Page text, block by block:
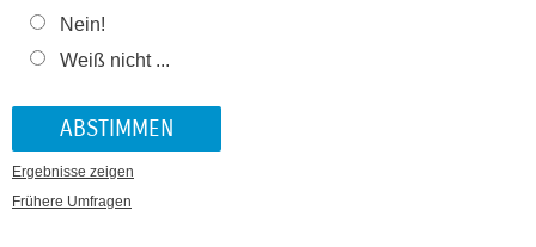
Nein!
Weiß nicht ...
Ergebnisse zeigen
Frühere Umfragen